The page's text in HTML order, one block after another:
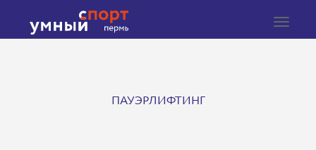
Toggle
ПАУЭРЛИФТИНГ